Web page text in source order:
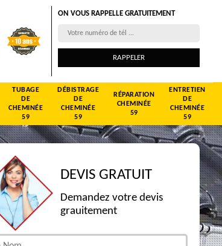
ON VOUS RAPPELLE GRATUITEMENT
TUBAGE
DE
CHEMINÉE
59
DÉBISTRAGE
DE
CHEMINÉE
59
RÉPARATION
CHEMINÉE
59
ENTRETIEN
DE
CHEMINÉE
59
DEVIS GRATUIT
Demandez votre devis
grauitement